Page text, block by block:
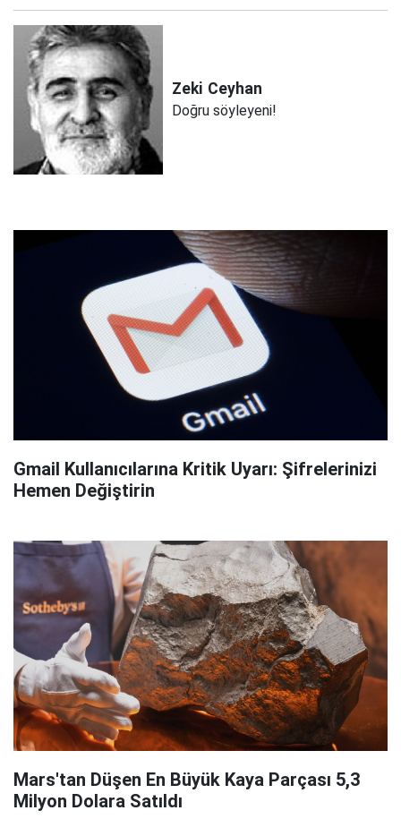
Zeki Ceyhan
Doğru söyleyeni!
Gmail Kullanıcılarına Kritik Uyarı: Şifrelerinizi
Hemen Değiştirin
Mars'tan Düşen En Büyük Kaya Parçası 5,3
Milyon Dolara Satıldı